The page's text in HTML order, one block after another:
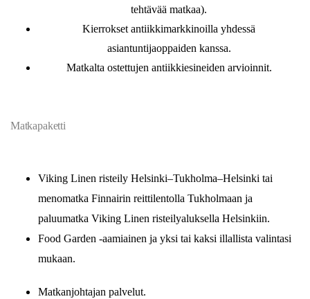
tehtävää matkaa).
Kierrokset antiikkimarkkinoilla yhdessä
asiantuntijaoppaiden kanssa.
Matkalta ostettujen antiikkiesineiden arvioinnit.
Matkapaketti
Viking Linen risteily Helsinki–Tukholma–Helsinki tai
menomatka Finnairin reittilentolla Tukholmaan ja
paluumatka Viking Linen risteilyaluksella Helsinkiin.
Food Garden -aamiainen ja yksi tai kaksi illallista valintasi
mukaan.
Matkanjohtajan palvelut.